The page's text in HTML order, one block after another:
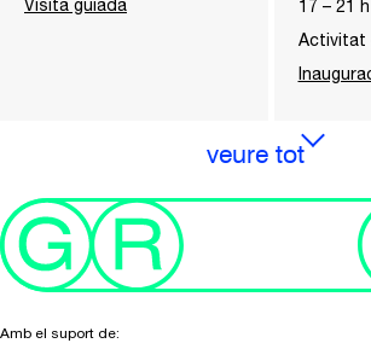
Visita guiada
17 – 21
h
Activitat
veure tot
Amb el suport de: